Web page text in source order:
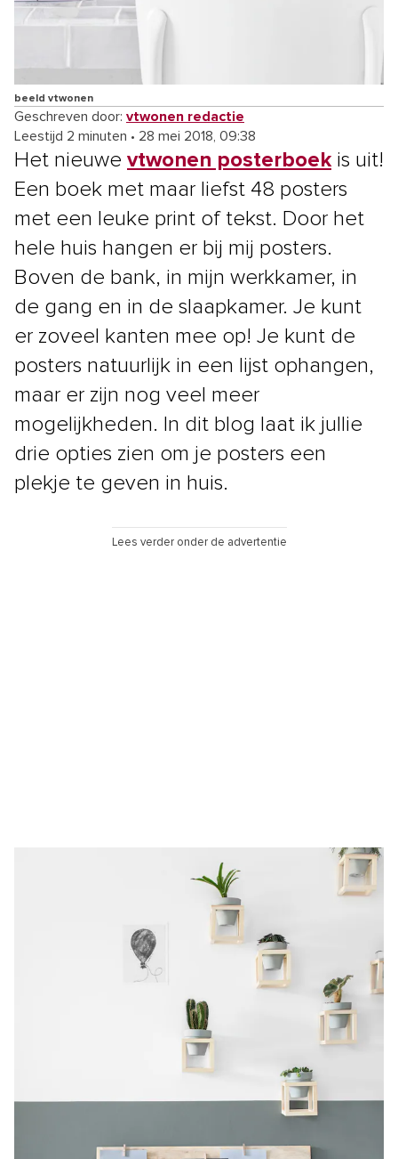
beeld vtwonen
Geschreven door: vtwonen redactie
Leestijd 2 minuten • 28 mei 2018, 09:38
Het nieuwe vtwonen posterboek is uit!
Een boek met maar liefst 48 posters
met een leuke print of tekst. Door het
hele huis hangen er bij mij posters.
Boven de bank, in mijn werkkamer, in
de gang en in de slaapkamer. Je kunt
er zoveel kanten mee op! Je kunt de
posters natuurlijk in een lijst ophangen,
maar er zijn nog veel meer
mogelijkheden. In dit blog laat ik jullie
drie opties zien om je posters een
plekje te geven in huis.
Lees verder onder de advertentie